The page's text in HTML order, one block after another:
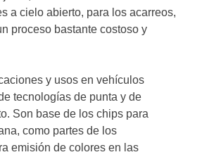
a cielo abierto, para los acarreos,
proceso bastante costoso y
y usos en vehículos
tecnologías de punta y de
Son base de los chips para
como partes de los
emisión de colores en las